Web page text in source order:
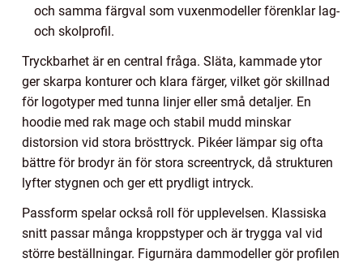
och samma färgval som vuxenmodeller förenklar lag-
och skolprofil.
Tryckbarhet är en central fråga. Släta, kammade ytor
ger skarpa konturer och klara färger, vilket gör skillnad
för logotyper med tunna linjer eller små detaljer. En
hoodie med rak mage och stabil mudd minskar
distorsion vid stora brösttryck. Pikéer lämpar sig ofta
bättre för brodyr än för stora screentryck, då strukturen
lyfter stygnen och ger ett prydligt intryck.
Passform spelar också roll för upplevelsen. Klassiska
snitt passar många kroppstyper och är trygga val vid
större beställningar. Figurnära dammodeller gör profilen